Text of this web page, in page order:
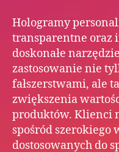
Hologramy
transparentne oraz
doskonałe
zastosowanie nie
fałszerstwami, ale
zwiększenia
produktów. Klienci
spośród szerokiego
dostosowanych do